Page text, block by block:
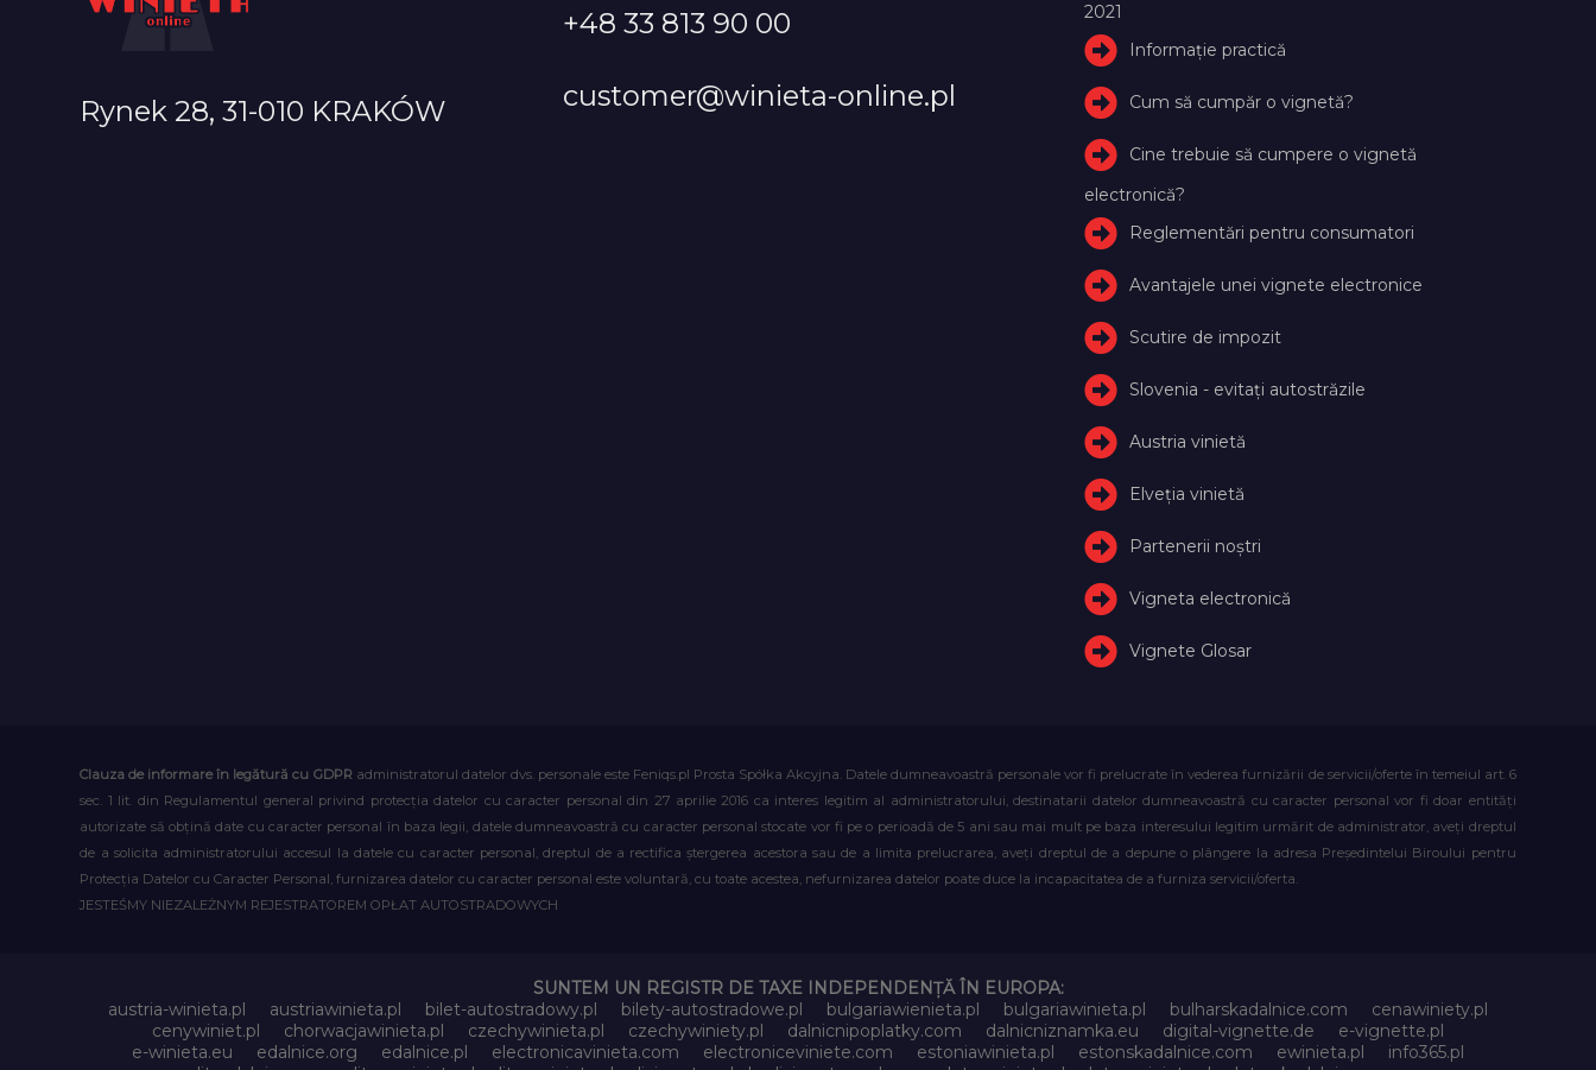
Rynek 28, 31-010 KRAKÓW
+48 33 813 90 00
customer@winieta-online.pl
2021
Informație practică
Cum să cumpăr o vignetă?
Cine trebuie să cumpere o vignetă
electronică?
Reglementări pentru consumatori
Avantajele unei vignete electronice
Scutire de impozit
Slovenia - evitați autostrăzile
Austria vinietă
Elveţia vinietă
Partenerii noștri
Vigneta electronică
Vignete Glosar
Clauza de informare în legătură cu GDPR administratorul datelor dvs. personale este Feniqs.pl Prosta Spółka Akcyjna. Datele dumneavoastră personale vor fi prelucrate în vederea furnizării de servicii/oferte în temeiul art. 6
sec. 1 lit. din Regulamentul general privind protecția datelor cu caracter personal din 27 aprilie 2016 ca interes legitim al administratorului, destinatarii datelor dumneavoastră cu caracter personal vor fi doar entități
autorizate să obțină date cu caracter personal în baza legii, datele dumneavoastră cu caracter personal stocate vor fi pe o perioadă de 5 ani sau mai mult pe baza interesului legitim urmărit de administrator, aveți dreptul
de a solicita administratorului accesul la datele cu caracter personal, dreptul de a rectifica ștergerea acestora sau de a limita prelucrarea, aveți dreptul de a depune o plângere la adresa Președintelui Biroului pentru
Protecția Datelor cu Caracter Personal, furnizarea datelor cu caracter personal este voluntară, cu toate acestea, nefurnizarea datelor poate duce la incapacitatea de a furniza servicii/oferta.
JESTEŚMY NIEZALEŻNYM REJESTRATOREM OPŁAT AUTOSTRADOWYCH
SUNTEM UN REGISTR DE TAXE INDEPENDENȚĂ ÎN EUROPA:
austria-winieta.pl
austriawinieta.pl bilet-autostradowy.pl bilety-autostradowe.pl bulgariawienieta.pl bulgariawinieta.pl bulharskadalnice.com
cenawiniety.pl
cenywiniet.pl
chorwacjawinieta.pl czechywinieta.pl czechywiniety.pl dalnicnipoplatky.com dalnicniznamka.eu digital-vignette.de
e-vignette.pl
e-winieta.eu
edalnice.org edalnice.pl electronicavinieta.com electroniceviniete.com estoniawinieta.pl estonskadalnice.com ewinieta.pl
info365.pl